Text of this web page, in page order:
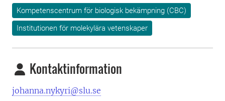
Kompetenscentrum för biologisk bekämpning (CBC)
Institutionen för molekylära vetenskaper
Kontaktinformation
johanna.nykyri@slu.se